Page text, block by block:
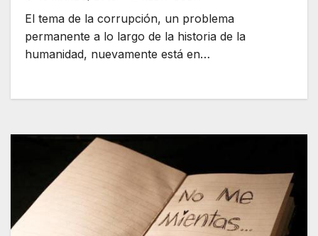
El tema de la corrupción, un problema
permanente a lo largo de la historia de la
humanidad, nuevamente está en…